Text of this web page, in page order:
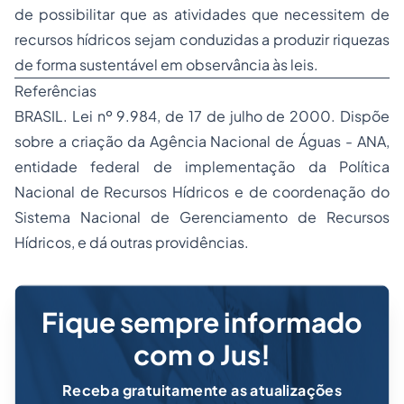
de possibilitar que as atividades que necessitem de
recursos hídricos sejam conduzidas a produzir riquezas
de forma sustentável em observância às leis.
Referências
BRASIL. Lei nº 9.984, de 17 de julho de 2000. Dispõe
sobre a criação da Agência Nacional de Águas - ANA,
entidade federal de implementação da Política
Nacional de Recursos Hídricos e de coordenação do
Sistema Nacional de Gerenciamento de Recursos
Hídricos, e dá outras providências.
Fique sempre informado
com o Jus!
Receba gratuitamente as atualizações